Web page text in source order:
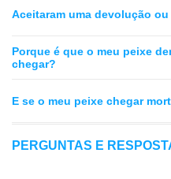
Aceitaram uma devolução
Porque é que o meu peixe
chegar?
E se o meu peixe chegar
PERGUNTAS E